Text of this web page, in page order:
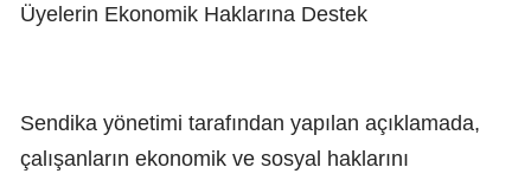
Üyelerin Ekonomik Haklarına Destek
Sendika yönetimi tarafından yapılan açıklamada,
çalışanların ekonomik ve sosyal haklarını